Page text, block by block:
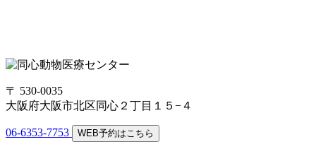
〒 530-0035
大阪府大阪市北区同心２丁目１５−４
06-6353-7753 WEB予約はこちら